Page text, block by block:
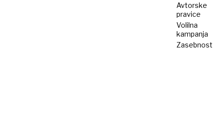
Avtorske
pravice
Volilna
kampanja
Zasebnost